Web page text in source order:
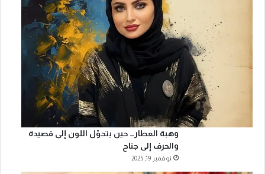
وهبة العطار… حين يتحوّل اللون إلى قصيدة
والحرف إلى جناح
نوفمبر 19, 2025